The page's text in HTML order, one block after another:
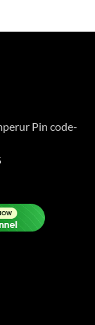
Pin code-